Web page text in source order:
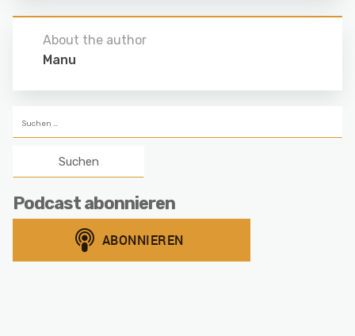
About the author
Manu
nach:
Podcast abonnieren